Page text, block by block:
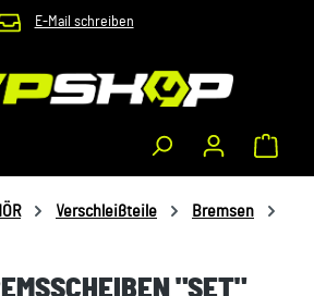
E-Mail schreiben
Verschleißteile
Bremsen
"SET"